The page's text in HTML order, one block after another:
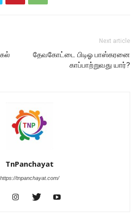
Next article
தேவகோட்டை பிடிஓ பாஸ்கரனை
காப்பாற்றுவது யார்?
TnPanchayat
https://tnpanchayat.com/